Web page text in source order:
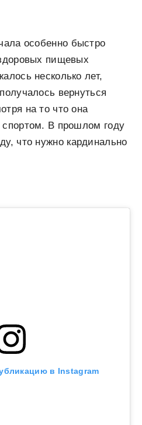
особенно быстро
пищевых
несколько лет,
вернуться
на то что она
спортом. В прошлом году
что нужно кардинально
в Instagram